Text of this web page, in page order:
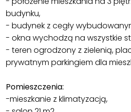
budynku,
- budynek z cegły
- okna wychodzą na wszystkie
- teren ogrodzony z zielenią,
prywatnym parkingiem dla
Pomieszczenia:
-mieszkanie z klimatyzacją,